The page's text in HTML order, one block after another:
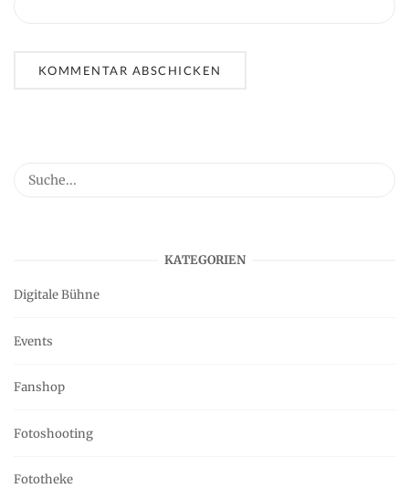
KATEGORIEN
Digitale Bühne
Events
Fanshop
Fotoshooting
Fototheke